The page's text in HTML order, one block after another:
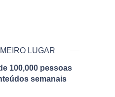
LUGAR
100,000 pessoas
semanais